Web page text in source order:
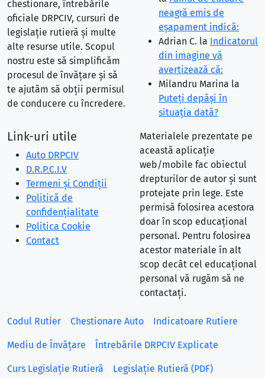
chestionare, întrebările
oficiale DRPCIV, cursuri de
legislație rutieră și multe
alte resurse utile. Scopul
nostru este să simplificăm
procesul de învățare și să
te ajutăm să obții permisul
de conducere cu încredere.
neagră emis de
eşapament indică:
Adrian C. la Indicatorul
din imagine vă
avertizează că:
Milandru Marina la
Puteţi depăşi în
situaţia dată?
Link-uri utile
Auto DRPCIV
D.R.P.C.I.V
Termeni și Condiții
Politică de
confidențialitate
Politica Cookie
Contact
Materialele prezentate pe
această aplicație
web/mobile fac obiectul
drepturilor de autor și sunt
protejate prin lege. Este
permisă folosirea acestora
doar în scop educațional
personal. Pentru folosirea
acestor materiale în alt
scop decât cel educațional
personal vă rugăm să ne
contactați.
Codul Rutier Chestionare Auto Indicatoare Rutiere
Mediu de Învățare Întrebările DRPCIV Explicate
Curs Legislație Rutieră Legislație Rutieră (PDF)